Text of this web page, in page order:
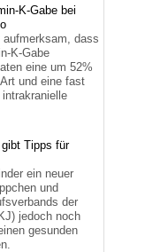
K-Gabe bei
dass
K-Gabe
eine um 52%
und eine fast
Tipps für
ein neuer
und
der
jedoch noch
gesunden